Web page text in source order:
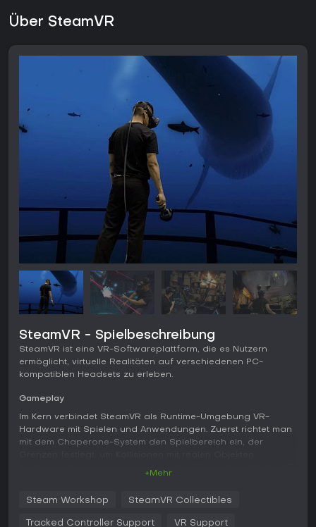
Über SteamVR
SteamVR - Spielbeschreibung
SteamVR ist eine VR-Softwareplattform, die es Nutzern
ermöglicht, virtuelle Realitäten auf verschiedenen PC-
kompatiblen Headsets zu erleben.
Gameplay
Im Kern verbindet SteamVR als Runtime-Umgebung VR-
Hardware mit Spielen und Anwendungen. Zuerst richtet man
mit dem Chaperone-System den Spielbereich ein, der
integriert ein Dashboard, mit dem man zwischen Erlebnissen
wechselt, Inhalte durchstöbert und sogar den Desktop
+Mehr
Steam Workshop SteamVR Collectibles
Tracked Controller Support VR Support